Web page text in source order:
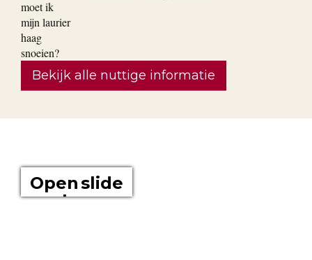
Bekijk alle nuttige informatie
Open slide
show